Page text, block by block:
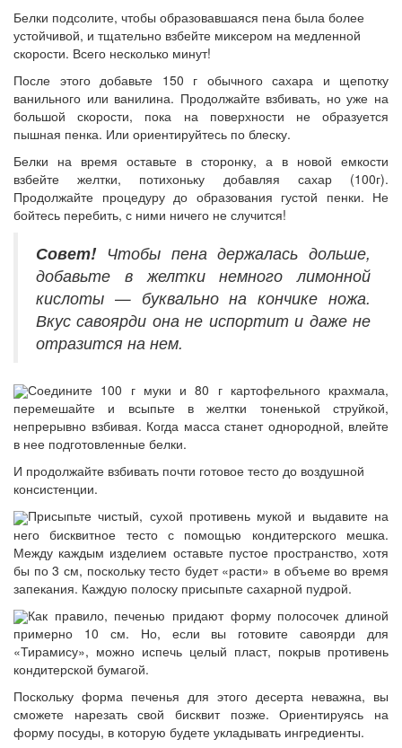
Белки подсолите, чтобы образовавшаяся пена была более
устойчивой, и тщательно взбейте миксером на медленной
скорости. Всего несколько минут!
После этого добавьте 150 г обычного сахара и щепотку
ванильного или ванилина. Продолжайте взбивать, но уже на
большой скорости, пока на поверхности не образуется
пышная пенка. Или ориентируйтесь по блеску.
Белки на время оставьте в сторонку, а в новой емкости
взбейте желтки, потихоньку добавляя сахар (100г).
Продолжайте процедуру до образования густой пенки. Не
бойтесь перебить, с ними ничего не случится!
Совет!Чтобы пена держалась дольше,
добавьте в желтки немного лимонной
кислоты — буквально на кончике ножа.
Вкус савоярди она не испортит и даже не
отразится на нем.
Соедините 100 г муки и 80 г картофельного крахмала,
перемешайте и всыпьте в желтки тоненькой струйкой,
непрерывно взбивая. Когда масса станет однородной, влейте
в нее подготовленные белки.
И продолжайте взбивать почти готовое тесто до воздушной
консистенции.
Присыпьте чистый, сухой противень мукой и выдавите на
него бисквитное тесто с помощью кондитерского мешка.
Между каждым изделием оставьте пустое пространство, хотя
бы по 3 см, поскольку тесто будет «расти» в объеме во время
запекания. Каждую полоску присыпьте сахарной пудрой.
Как правило, печенью придают форму полосочек длиной
примерно 10 см. Но, если вы готовите савоярди для
«Тирамису», можно испечь целый пласт, покрыв противень
кондитерской бумагой.
Поскольку форма печенья для этого десерта неважна, вы
сможете нарезать свой бисквит позже. Ориентируясь на
форму посуды, в которую будете укладывать ингредиенты.